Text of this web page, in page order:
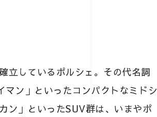
立しているポルシェ。その代名詞
ン」といったコンパクトなミドシ
ン」といったSUV群は、いまやポ